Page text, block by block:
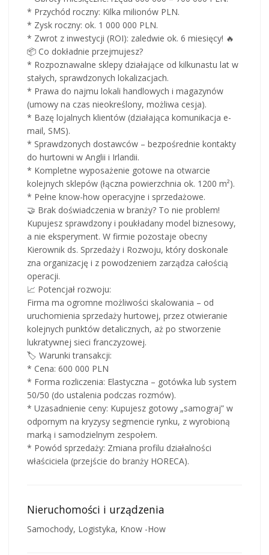
* Przychód roczny: Kilka milionów PLN.
* Zysk roczny: ok. 1 000 000 PLN.
* Zwrot z inwestycji (ROI): zaledwie ok. 6 miesięcy! 🔥
📦 Co dokładnie przejmujesz?
* Rozpoznawalne sklepy działające od kilkunastu lat w
stałych, sprawdzonych lokalizacjach.
* Prawa do najmu lokali handlowych i magazynów
(umowy na czas nieokreślony, możliwa cesja).
* Bazę lojalnych klientów (działająca komunikacja e-
mail, SMS).
* Sprawdzonych dostawców – bezpośrednie kontakty
do hurtowni w Anglii i Irlandii.
* Kompletne wyposażenie gotowe na otwarcie
kolejnych sklepów (łączna powierzchnia ok. 1200 m²).
* Pełne know-how operacyjne i sprzedażowe.
🤝 Brak doświadczenia w branży? To nie problem!
Kupujesz sprawdzony i poukładany model biznesowy,
a nie eksperyment. W firmie pozostaje obecny
Kierownik ds. Sprzedaży i Rozwoju, który doskonale
zna organizację i z powodzeniem zarządza całością
operacji.
📈 Potencjał rozwoju:
Firma ma ogromne możliwości skalowania – od
uruchomienia sprzedaży hurtowej, przez otwieranie
kolejnych punktów detalicznych, aż po stworzenie
lukratywnej sieci franczyzowej.
🏷️ Warunki transakcji:
* Cena: 600 000 PLN
* Forma rozliczenia: Elastyczna – gotówka lub system
50/50 (do ustalenia podczas rozmów).
* Uzasadnienie ceny: Kupujesz gotowy „samograj” w
odpornym na kryzysy segmencie rynku, z wyrobioną
marką i samodzielnym zespołem.
* Powód sprzedaży: Zmiana profilu działalności
właściciela (przejście do branży HORECA).
Nieruchomości i urządzenia
Samochody, Logistyka, Know -How